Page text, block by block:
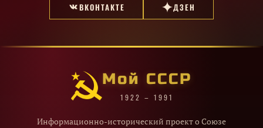
ВКОНТАКТЕ ДЗЕН
Мой СССР
1922 – 1991
Информационно-исторический проект о Союзе